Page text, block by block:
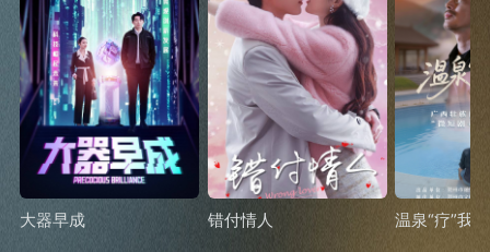
大器早成 错付情人 温泉“疗”我心